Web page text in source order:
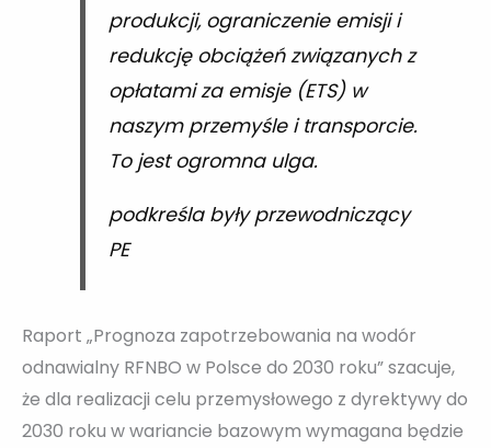
produkcji, ograniczenie emisji i
redukcję obciążeń związanych z
opłatami za emisje (ETS) w
naszym przemyśle i transporcie.
To jest ogromna ulga.
podkreśla były przewodniczący
PE
Raport „Prognoza zapotrzebowania na wodór
odnawialny RFNBO w Polsce do 2030 roku” szacuje,
że dla realizacji celu przemysłowego z dyrektywy do
2030 roku w wariancie bazowym wymagana będzie